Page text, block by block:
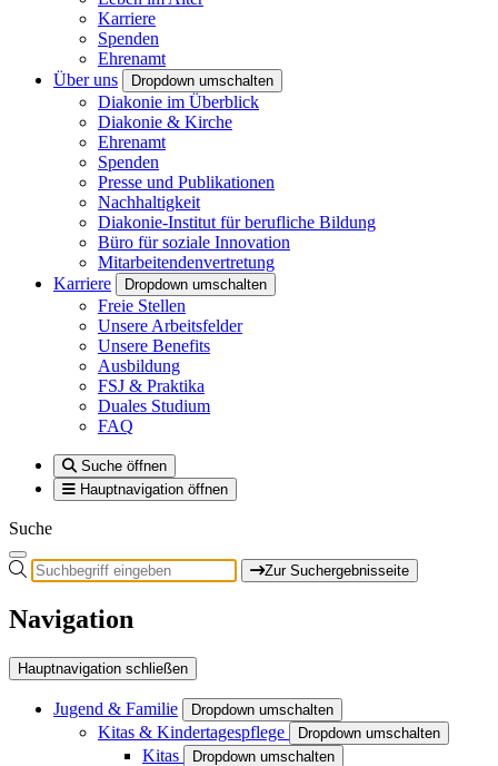
Karriere
Spenden
Ehrenamt
Über uns
Dropdown umschalten
Diakonie im Überblick
Diakonie & Kirche
Ehrenamt
Spenden
Presse und Publikationen
Nachhaltigkeit
Diakonie-Institut für berufliche Bildung
Büro für soziale Innovation
Mitarbeitendenvertretung
Karriere
Dropdown umschalten
Freie Stellen
Unsere Arbeitsfelder
Unsere Benefits
Ausbildung
FSJ & Praktika
Duales Studium
FAQ
Suche öffnen
Hauptnavigation öffnen
Suche
Zur Suchergebnisseite
Navigation
Hauptnavigation schließen
Jugend & Familie Dropdown umschalten
Kitas & Kindertagespflege Dropdown umschalten
Kitas Dropdown umschalten